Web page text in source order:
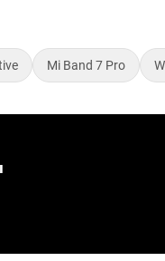
Mi Band 7 Pro